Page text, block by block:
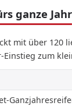
ganze Jahr
mit über 120
zum